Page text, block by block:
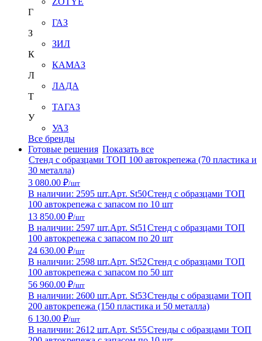
Г
ГАЗ
З
ЗИЛ
К
КАМАЗ
Л
ЛАДА
Т
ТАГАЗ
У
УАЗ
Все бренды
Готовые решения Показать все
Стенд с образцами ТОП 100 автокрепежа (70 пластика и
30 металла)
3 080.00 ₽/шт
В наличии: 2595 шт.Арт. St50Стенд с образцами ТОП
100 автокрепежа с запасом по 10 шт
13 850.00 ₽/шт
В наличии: 2597 шт.Арт. St51 Стенд с образцами ТОП
100 автокрепежа с запасом по 20 шт
24 630.00 ₽/шт
В наличии: 2598 шт.Арт. St52Стенд с образцами ТОП
100 автокрепежа с запасом по 50 шт
56 960.00 ₽/шт
В наличии: 2600 шт.Арт. St53Стенды с образцами ТОП
200 автокрепежа (150 пластика и 50 металла)
6 130.00 ₽/шт
В наличии: 2612 шт.Арт. St55Стенды с образцами ТОП